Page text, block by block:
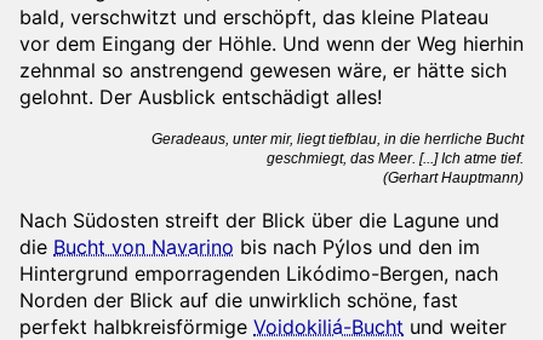
bald, verschwitzt und erschöpft, das kleine Plateau
vor dem Eingang der Höhle. Und wenn der Weg hierhin
zehnmal so anstrengend gewesen wäre, er hätte sich
gelohnt. Der Ausblick entschädigt alles!
Geradeaus, unter mir, liegt tiefblau, in die herrliche Bucht
geschmiegt, das Meer. [...] Ich atme tief.
(Gerhart Hauptmann)
Nach Südosten streift der Blick über die Lagune und
die Bucht von Navarino bis nach Pýlos und den im
Hintergrund emporragenden Likódimo-Bergen, nach
Norden der Blick auf die unwirklich schöne, fast
perfekt halbkreisförmige Voidokiliá-Bucht und weiter